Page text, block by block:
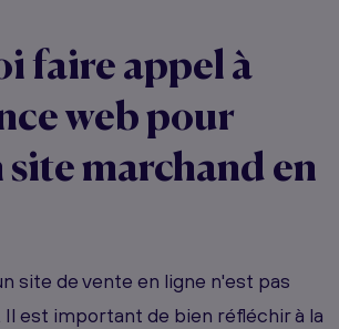
faire appel à
web pour
site marchand en
site de vente en ligne n'est pas
Il est important de bien réfléchir à la